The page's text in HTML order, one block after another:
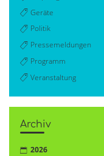
Geräte
Politik
Pressemeldungen
Programm
Veranstaltung
Archiv
2026